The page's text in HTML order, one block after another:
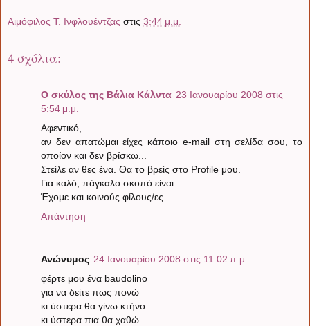
Αιμόφιλος Τ. Ινφλουέντζας στις 3:44 μ.μ.
4 σχόλια:
Ο σκύλος της Βάλια Κάλντα 23 Ιανουαρίου 2008 στις
5:54 μ.μ.
Αφεντικό,
αν δεν απατώμαι είχες κάποιο e-mail στη σελίδα σου, το
οποίον και δεν βρίσκω...
Στείλε αν θες ένα. Θα το βρείς στο Profile μου.
Για καλό, πάγκαλο σκοπό είναι.
Έχομε και κοινούς φίλους/ες.
Απάντηση
Ανώνυμος 24 Ιανουαρίου 2008 στις 11:02 π.μ.
φέρτε μου ένα baudolino
για να δείτε πως πονώ
κι ύστερα θα γίνω κτήνο
κι ύστερα πια θα χαθώ